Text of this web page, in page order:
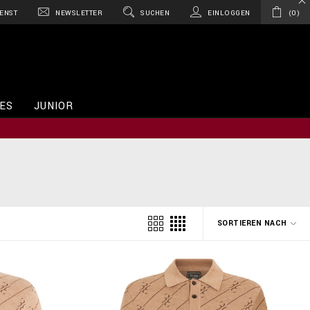
NEWSLETTER SUCHEN EINLOGGEN 0
JUNIOR
SORTIEREN NACH